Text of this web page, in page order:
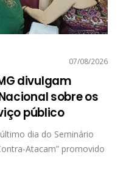
07/08/2026
divulgam
sobre os
público
dia do Seminário
Atacam” promovido